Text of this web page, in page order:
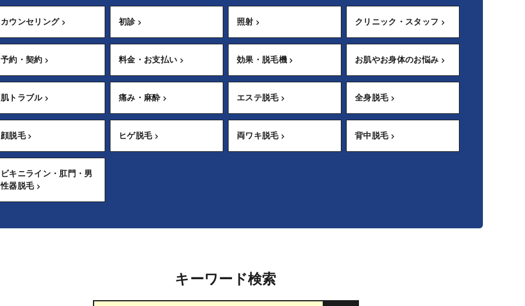
カウンセリング 初診 照射 クリニック・スタッフ
予約・契約 料金・お支払い 効果・脱毛機 お肌やお身体のお悩み
肌トラブル 痛み・麻酔 エステ脱毛 全身脱毛
顔脱毛 ヒゲ脱毛 両ワキ脱毛 背中脱毛
ビキニライン・肛門・男
性器脱毛
キーワード検索